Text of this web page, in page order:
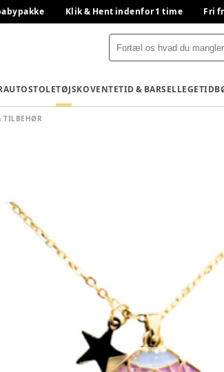
Klik & Hent indenfor 1 time Fri
AUTOSTOLETØJSKOVENTETID & BARSELLEGETID
TILBEHØR